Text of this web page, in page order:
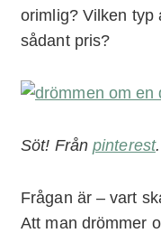
orimlig? Vilken typ
sådant pris?
Söt! Från pinterest.
Frågan är – vart
Att man drömmer